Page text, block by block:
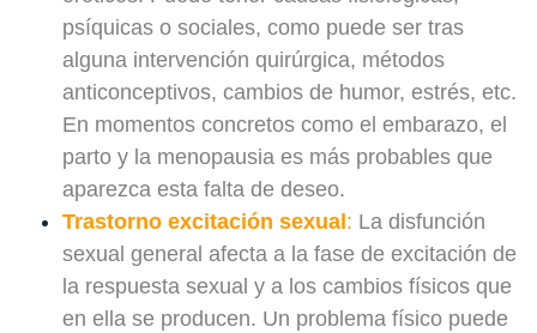
psíquicas o sociales, como puede ser tras
alguna intervención quirúrgica, métodos
anticonceptivos, cambios de humor, estrés, etc.
En momentos concretos como el embarazo, el
parto y la menopausia es más probables que
aparezca esta falta de deseo.
Trastorno excitación sexual : La disfunción
sexual general afecta a la fase de excitación de
la respuesta sexual y a los cambios físicos que
en ella se producen. Un problema físico puede